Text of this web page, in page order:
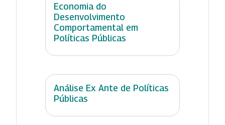
Economia do
Desenvolvimento
Comportamental em
Políticas Públicas
Análise Ex Ante de Políticas
Públicas